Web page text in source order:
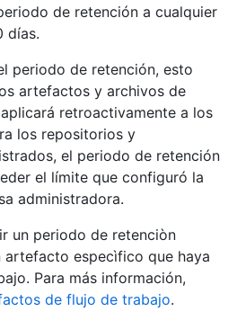
de retención a cualquier
días.
periodo de retención, esto
artefactos y archivos de
retroactivamente a los
los repositorios y
el periodo de retención
el límite que configuró la
administradora.
un periodo de retenciòn
artefacto especìfico que haya
Para más información,
de flujo de trabajo.